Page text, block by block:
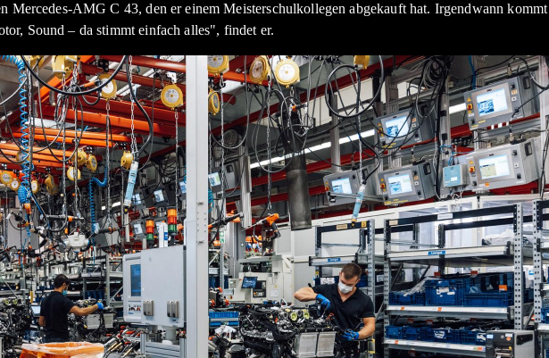
Mercedes-AMG C 43, den er einem Meisterschulkollegen abgekauft hat. Irgendwann
Sound – da stimmt einfach alles", findet er.